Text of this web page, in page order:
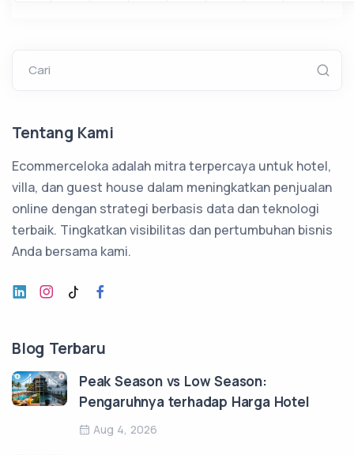
Cari
Tentang Kami
Ecommerceloka adalah mitra terpercaya untuk hotel,
villa, dan guest house dalam meningkatkan penjualan
online dengan strategi berbasis data dan teknologi
terbaik. Tingkatkan visibilitas dan pertumbuhan bisnis
Anda bersama kami.
Blog Terbaru
Peak Season vs Low Season:
Pengaruhnya terhadap Harga Hotel
Aug 4, 2026